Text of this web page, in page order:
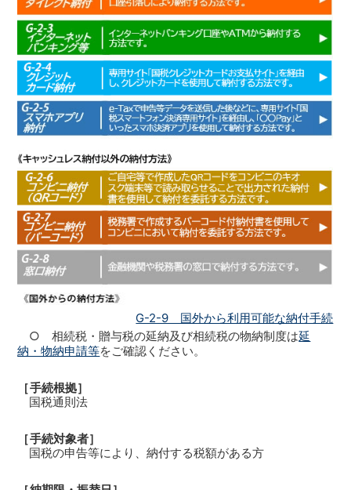
G-2-9 国外から利用可能な納付手続
○ 相続税・贈与税の延納及び相続税の物納制度は延
納・物納申請等をご確認ください。
［手続根拠］
国税通則法
［手続対象者］
国税の申告等により、納付する税額がある方